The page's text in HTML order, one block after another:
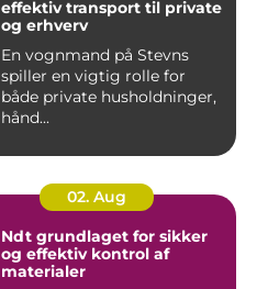
effektiv transport til private
og erhverv
En vognmand på Stevns
spiller en vigtig rolle for
både private husholdninger,
hånd...
02. Aug
Ndt grundlaget for sikker
og effektiv kontrol af
materialer